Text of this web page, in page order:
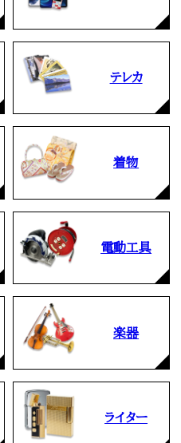
テレカ
着物
電動工具
楽器
ライター